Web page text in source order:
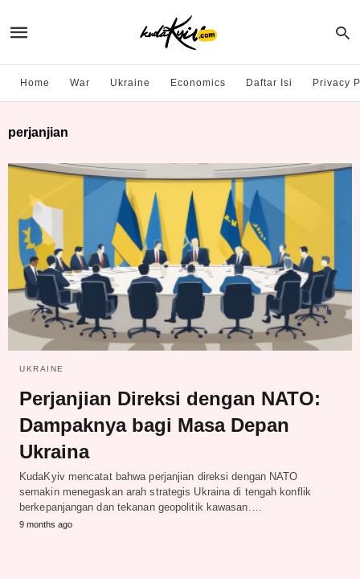
Home War Ukraine Economics Daftar Isi Privacy
perjanjian
UKRAINE
Perjanjian Direksi dengan NATO:
Dampaknya bagi Masa Depan
Ukraina
KudaKyiv mencatat bahwa perjanjian direksi dengan NATO
semakin menegaskan arah strategis Ukraina di tengah konflik
berkepanjangan dan tekanan geopolitik kawasan.…
9 months ago